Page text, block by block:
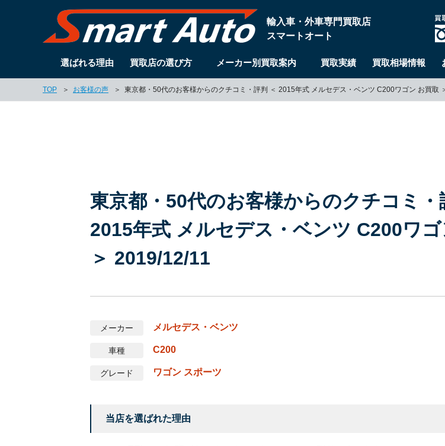
輸入車・外車専門買取店
スマートオート
選ばれる理由 買取店の選び方 メーカー別買取案内 買取実績 買取相場情報
TOP お客様の声 東京都・50代のお客様からのクチコミ・評判 ＜ 2015年式 メルセデス・ベンツ C200ワゴン お買取
東京都・50代のお客様からのクチコミ・
2015年式 メルセデス・ベンツ C200ワ
＞ 2019/12/11
メーカー メルセデス・ベンツ
車種 C200
グレード ワゴン スポーツ
当店を選ばれた理由